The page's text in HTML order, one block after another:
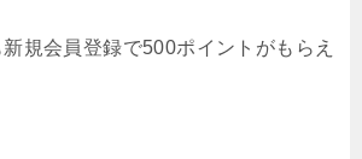
規会員登録で500ポイントがもらえ